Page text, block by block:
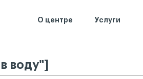
О центре Услуги
Спецпроекты